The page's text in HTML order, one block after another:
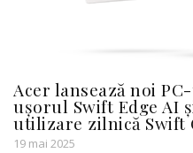
Acer lansează noi
ușorul Swift Edge AI
utilizare zilnică Swift
19 mai 2025